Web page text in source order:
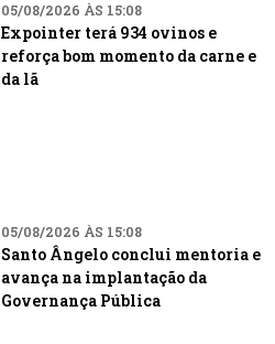
05/08/2026 ÀS 15:08
Expointer terá 934 ovinos e
reforça bom momento da carne e
da lã
05/08/2026 ÀS 15:08
Santo Ângelo conclui mentoria e
avança na implantação da
Governança Pública